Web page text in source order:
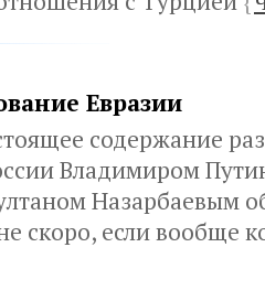
Евразии
содержание
Владимиром
Назарбаевым
скоро, если вообще